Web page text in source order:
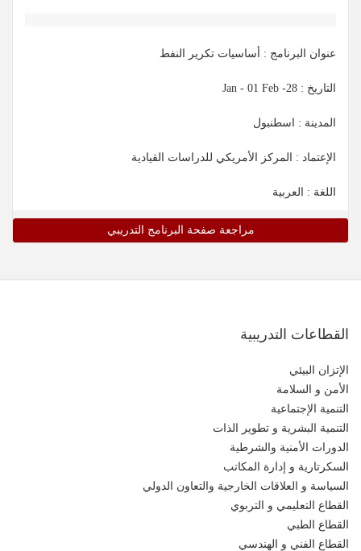
عنوان البرنامج : أساسيات تكرير النفط
التاريخ : 28- Jan - 01 Feb
المدينة : اسطنبول
الإعتماد : المركز الأمريكي للدراسات القيادية
اللغة : العربية
مراجعة صفحة البرنامج التدريبي
القطاعات التدريبية
الإتزان البيئي
الأمن و السلامة
التنمية الإجتماعية
التنمية البشرية و تطوير الذات
الدورات الأمنية والشرطية
السكرتارية و إدارة المكاتب
السياسة و العلاقات الخارجية والتعاون الدولي
القطاع التعليمي و التربوي
القطاع الطبي
القطاع الفني و الهندسي